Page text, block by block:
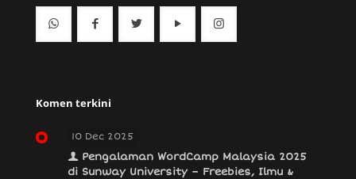
Komen terkini
10 Dec 2025
Pengalaman WordCamp Malaysia 2025
di Sunway University – Freebies, Ilmu &